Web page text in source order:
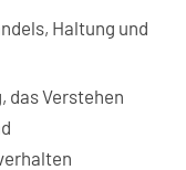
Haltung und
das Verstehen